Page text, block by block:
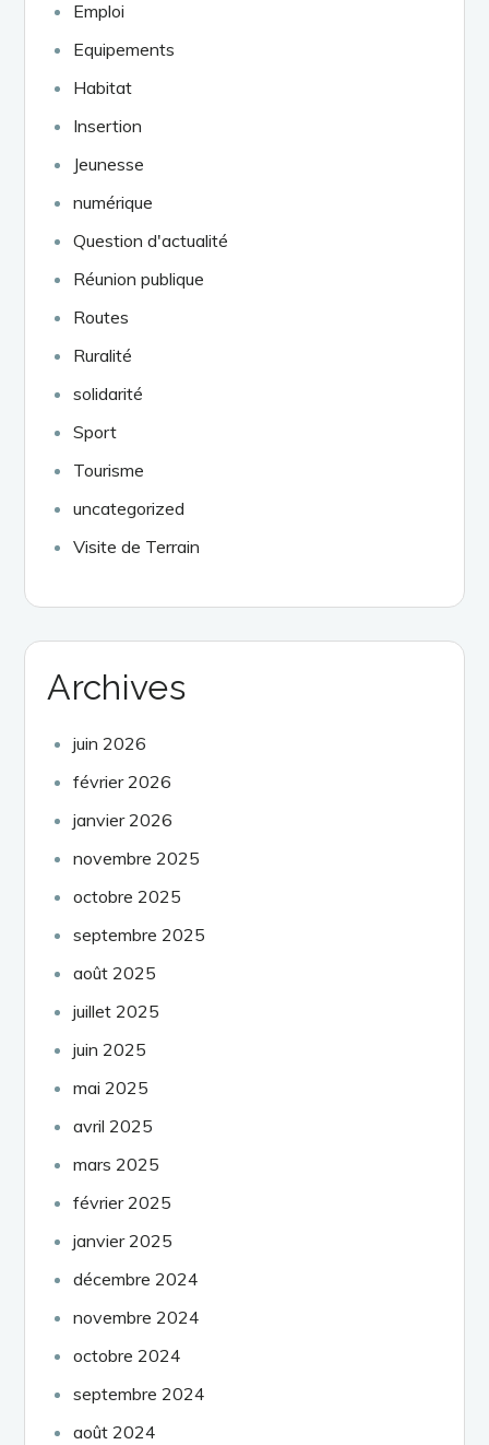
Emploi
Equipements
Habitat
Insertion
Jeunesse
numérique
Question d'actualité
Réunion publique
Routes
Ruralité
solidarité
Sport
Tourisme
uncategorized
Visite de Terrain
Archives
juin 2026
février 2026
janvier 2026
novembre 2025
octobre 2025
septembre 2025
août 2025
juillet 2025
juin 2025
mai 2025
avril 2025
mars 2025
février 2025
janvier 2025
décembre 2024
novembre 2024
octobre 2024
septembre 2024
août 2024